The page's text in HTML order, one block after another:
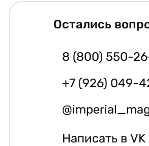
Остались
8 (800) 550-
+7 (926) 049-
Написать в VK